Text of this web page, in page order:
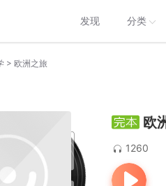
发现 分类
> 欧洲之旅
欧
1260